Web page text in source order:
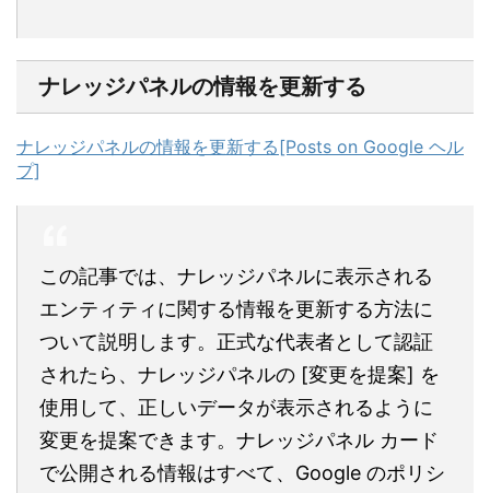
ナレッジパネルの情報を更新する
ナレッジパネルの情報を更新する[Posts on Google ヘル
プ]
この記事では、ナレッジパネルに表示される
エンティティに関する情報を更新する方法に
ついて説明します。正式な代表者として認証
されたら、ナレッジパネルの [変更を提案] を
使用して、正しいデータが表示されるように
変更を提案できます。ナレッジパネル カード
で公開される情報はすべて、Google のポリシ